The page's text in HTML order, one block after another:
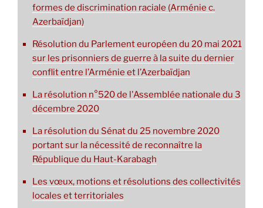
formes de discrimination raciale (Arménie c.
Azerbaïdjan)
Résolution du Parlement européen du 20 mai 2021
sur les prisonniers de guerre à la suite du dernier
conflit entre l’Arménie et l’Azerbaïdjan
La résolution n°520 de l'Assemblée nationale du 3
décembre 2020
La résolution du Sénat du 25 novembre 2020
portant sur la nécessité de reconnaître la
République du Haut-Karabagh
Les vœux, motions et résolutions des collectivités
locales et territoriales